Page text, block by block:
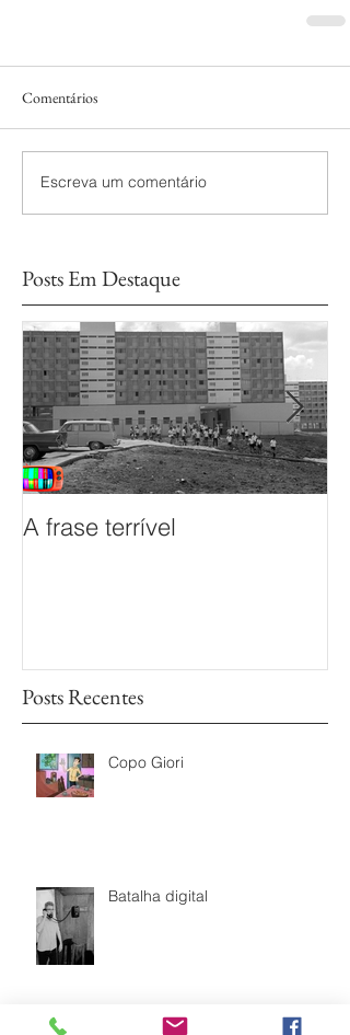
Comentários
Escreva um comentário
Posts Em Destaque
A frase terrível
Posts Recentes
Copo Giori
Batalha digital